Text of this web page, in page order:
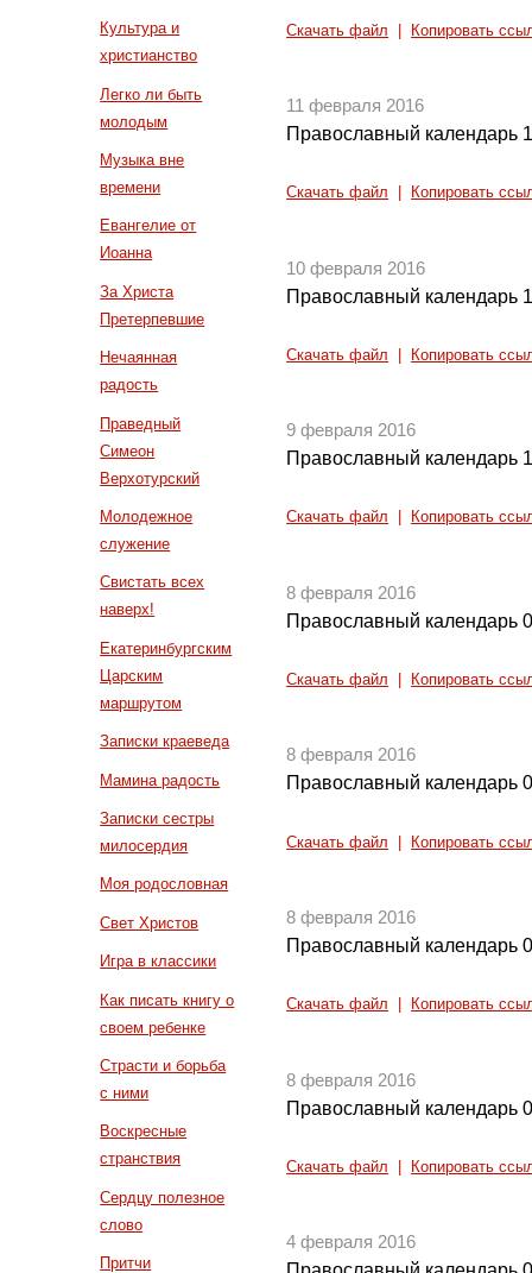
Культура и
христианство
Легко ли быть
молодым
Музыка вне
времени
Евангелие от
Иоанна
За Христа
Претерпевшие
Нечаянная
радость
Праведный
Симеон
Верхотурский
Молодежное
служение
Свистать всех
наверх!
Екатеринбургским
Царским
маршрутом
Записки краеведа
Мамина радость
Записки сестры
милосердия
Моя родословная
Свет Христов
Игра в классики
Как писать книгу о
своем ребенке
Страсти и борьба
с ними
Воскресные
странствия
Сердцу полезное
слово
Притчи
Скачать файл Копировать
11 февраля 2016
Православный календарь
Скачать файл Копировать
10 февраля 2016
Православный календарь
Скачать файл Копировать
9 февраля 2016
Православный календарь
Скачать файл Копировать
8 февраля 2016
Православный календарь
Скачать файл Копировать
8 февраля 2016
Православный календарь
Скачать файл Копировать
8 февраля 2016
Православный календарь
Скачать файл Копировать
8 февраля 2016
Православный календарь
Скачать файл Копировать
4 февраля 2016